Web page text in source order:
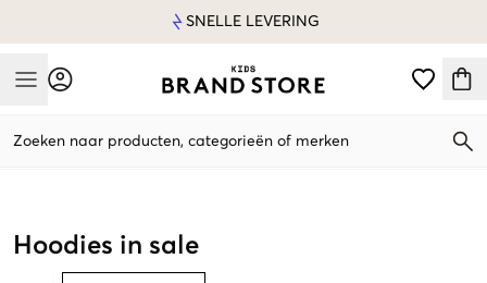
SNELLE LEVERING
Mobile Menu
Zoeken naar producten, categorieën of merken
Hoodies in sale